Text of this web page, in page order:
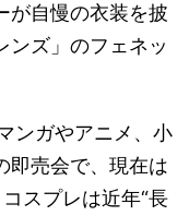
が自慢の衣装を披
ンズ」のフェネッ
ンガやアニメ、小
即売会で、現在は
スプレは近年“長